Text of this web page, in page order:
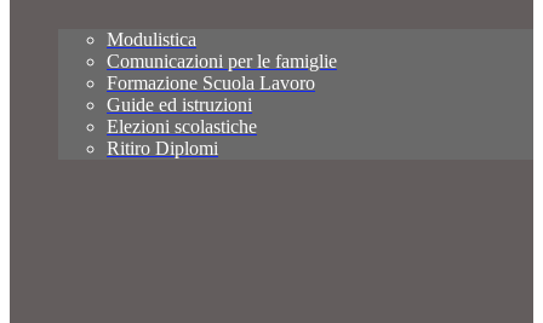
Modulistica
Comunicazioni per le famiglie
Formazione Scuola Lavoro
Guide ed istruzioni
Elezioni scolastiche
Ritiro Diplomi